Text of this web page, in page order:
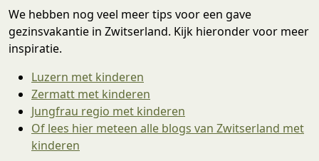
We hebben nog veel meer tips voor een gave
gezinsvakantie in Zwitserland. Kijk hieronder voor meer
inspiratie.
Luzern met kinderen
Zermatt met kinderen
Jungfrau regio met kinderen
Of lees hier meteen alle blogs van Zwitserland met
kinderen